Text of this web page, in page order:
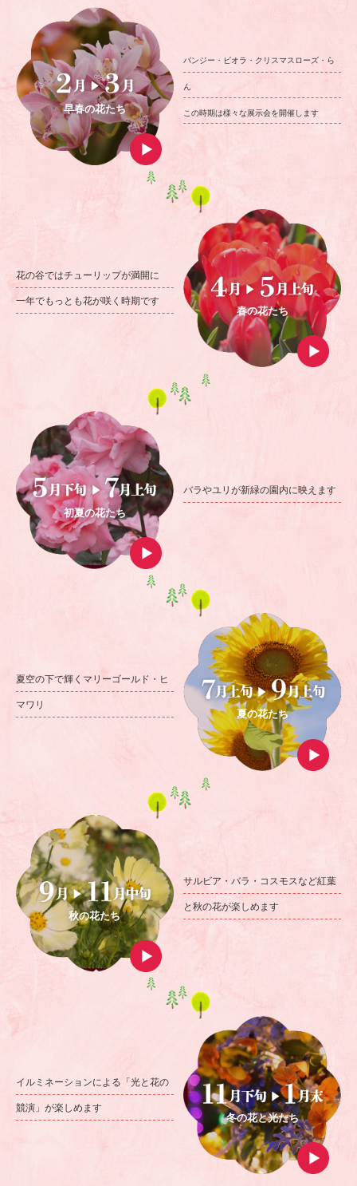
早春の花たち
パンジー・ビオラ・クリスマスローズ・ら
ん
この時期は様々な展示会を開催します
春の花たち
花の谷ではチューリップが満開に
一年でもっとも花が咲く時期です
初夏の花たち
バラやユリが新緑の園内に映えます
夏の花たち
夏空の下で輝く マリーゴールド・ヒ
マワリ
秋の花たち
サルビア・バラ・コスモスなど紅葉
と秋の花が楽しめます
冬の花と光たち
イルミネーションによる 「光と花の
競演」が楽しめます